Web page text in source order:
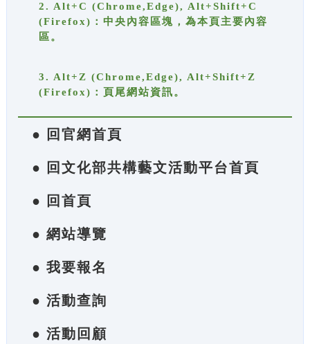
2. Alt+C (Chrome,Edge), Alt+Shift+C
(Firefox)：中央內容區塊，為本頁主要內容
區。
3. Alt+Z (Chrome,Edge), Alt+Shift+Z
(Firefox)：頁尾網站資訊。
● 回官網首頁
● 回文化部共構藝文活動平台首頁
● 回首頁
● 網站導覽
● 我要報名
● 活動查詢
● 活動回顧